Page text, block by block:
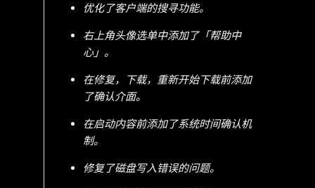
优化了客户端的搜寻功能。
右上角头像选单中添加了「帮助中
心」。
在修复，下载，重新开始下载前添加
了确认介面。
在启动内容前添加了系统时间确认机
制。
修复了磁盘写入错误的问题。